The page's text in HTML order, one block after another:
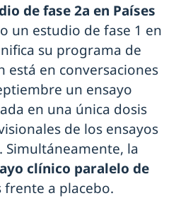
de fase 2a en Países
un estudio de fase 1 en
su programa de
está en conversaciones
un ensayo
en una única dosis
de los ensayos
Simultáneamente, la
clínico paralelo de
a placebo.